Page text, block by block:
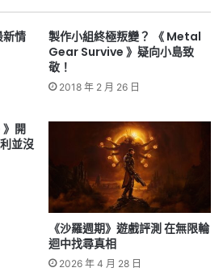
新情
製作小組終極叛變？ 《 Metal
Gear Survive 》疑向小島致
敬！
2018 年 2 月 26 日
開
並沒
《沙羅週期》遊戲評測 在無限輪
迴中找尋真相
2026 年 4 月 28 日